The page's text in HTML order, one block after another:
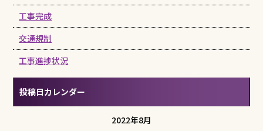
工事完成
交通規制
工事進捗状況
投稿日カレンダー
2022年8月